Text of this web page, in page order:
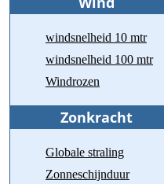
windsnelheid 10 mtr
windsnelheid 100 mtr
Windrozen
Globale straling
Zonneschijnduur